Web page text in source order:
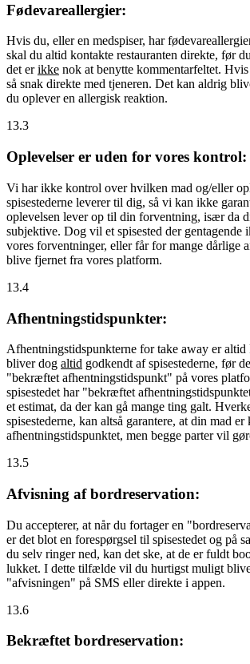
Fødevareallergier:
Hvis du, eller en medspiser, har
skal du altid kontakte restauranten direkte, før
det erikke nok at benytte kommentarfeltet.
så snak direkte med tjeneren. Det kan aldrig
du oplever en allergisk reaktion.
13.3
Oplevelser er uden for vores kontrol:
Vi har ikke kontrol over hvilken mad og/eller
spisestederne leverer til dig, så vi kan ikke
oplevelsen lever op til din forventning, især da
subjektive. Dog vil et spisested der gentagende
vores forventninger, eller får for mange dårlige
blive fjernet fra vores platform.
13.4
Afhentningstidspunkter:
Afhentningstidspunkterne for take away er altid
bliver dog altid godkendt af spisestederne, før
"bekræftet afhentningstidspunkt" på vores
spisestedet har "bekræftet
et estimat, da der kan gå mange ting galt.
spisestederne, kan altså garantere, at din mad er
afhentningstidspunktet, men begge parter vil
13.5
Afvisning af bordreservation:
Du accepterer, at når du fortager en
er det blot en forespørgsel til spisestedet og på
du selv ringer ned, kan det ske, at de er fuldt
lukket. I dette tilfælde vil du hurtigst muligt
"afvisningen" på SMS eller direkte i appen.
13.6
Bekræftet bordreservation: